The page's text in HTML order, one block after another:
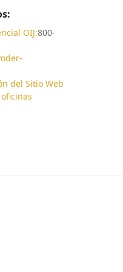
OIJ:800-
del Sitio Web